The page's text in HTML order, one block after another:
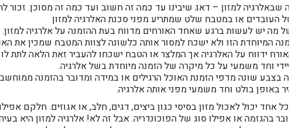
למזון – דאג שיבינו עד כמה זה חשוב ועד כמה זה מסוכן. זכור
העובדים או במטבח שלט שמתריע מפני סכנת האלרגיה למזון
מה יש לעשות ברגע שאחד האורחים מדווח בעת ההזמנה על אלרגיה למזון.
המיוחדת הזו ולא ישכח למסור אותה כלשונה לצוות המטבח שמכין את
ידווח על האלרגיה אך המלצר או הטבח ישכחו להעביר זאת הלאה לתת
וחד משמעי על כל מיקרה של הזמנה מיוחדת בשל אלרגיה.
שונה מדפי הזמנת האוכל הרגילים או במידה ומדובר בהזמנה
באופן בולט וחד משמעי מפני אותה אלרגיה.
אחד יכול לאכול מזון בסיסי כגון ביצים, דגים, חלב, או אגוזים. חלקם
בהגזמה או אפילו סוג של הפוכונדריה. אבל זה לא! אלרגיה למזון היא